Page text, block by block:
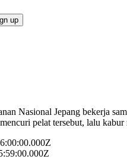
up
Nasional Jepang bekerja
pelat tersebut, lalu